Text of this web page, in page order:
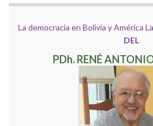
La democracia en Bolivia y América
DEL
PDh. RENÉ